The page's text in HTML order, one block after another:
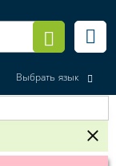
Выбрать язык